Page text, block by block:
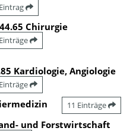
44.65 Chirurgie
Kardiologie, Angiologie
11 Einträge
und Forstwirtschaft